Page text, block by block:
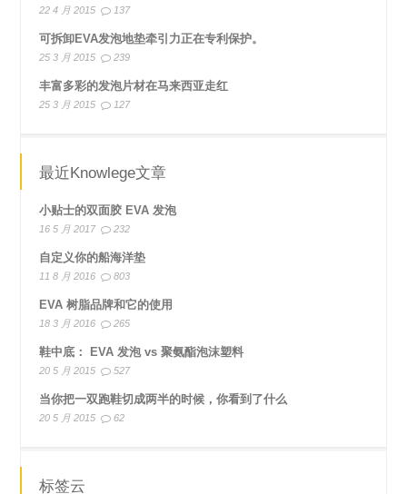
22 4 月 2015 137
可拆卸EVA发泡地垫牵引力正在专利保护。
25 3 月 2015 239
丰富多彩的发泡片材在马来西亚走红
25 3 月 2015 127
最近Knowlege文章
小贴士的双面胶 EVA 发泡
16 5 月 2017 232
自定义你的船海洋垫
11 8 月 2016 803
EVA 树脂品牌和它的使用
18 3 月 2016 265
鞋中底： EVA 发泡 vs 聚氨酯泡沫塑料
20 5 月 2015 527
当你把一双跑鞋切成两半的时候，你看到了什么
20 5 月 2015 62
标签云